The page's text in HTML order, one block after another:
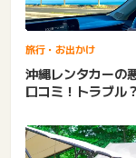
旅行・お出かけ
沖縄レンタカーの
口コミ！トラブル
ー・...